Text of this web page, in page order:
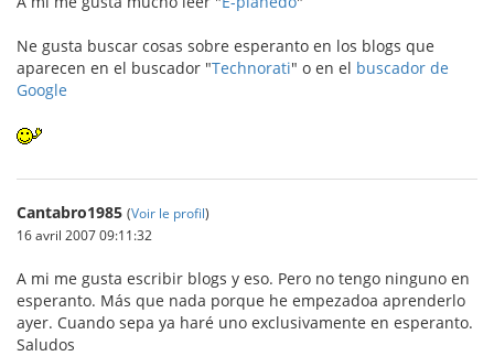
Ne gusta buscar cosas sobre esperanto en los blogs que
aparecen en el buscador "Technorati" o en el buscador de
Google
Cantabro1985 (Voir le profil)
16 avril 2007 09:11:32
A mi me gusta escribir blogs y eso. Pero no tengo ninguno en
esperanto. Más que nada porque he empezadoa aprenderlo
ayer. Cuando sepa ya haré uno exclusivamente en esperanto.
Saludos